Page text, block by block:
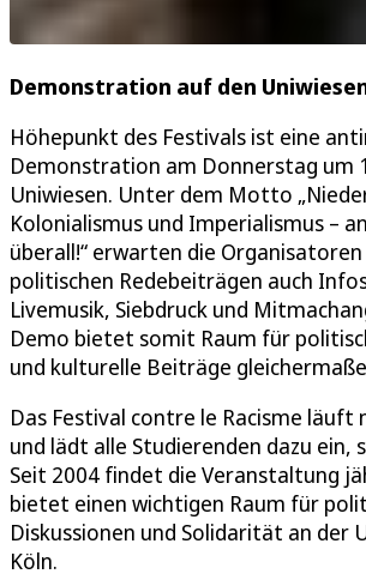
Demonstration auf den
Höhepunkt des Festivals ist eine
Demonstration am Donnerstag um
Uniwiesen. Unter dem Motto
Kolonialismus und Imperialismus –
überall!“ erwarten die
politischen Redebeiträgen auch
Livemusik, Siebdruck und
Demo bietet somit Raum für
und kulturelle Beiträge
Das Festival contre le Racisme läuft
und lädt alle Studierenden dazu ein,
Seit 2004 findet die Veranstaltung
bietet einen wichtigen Raum für
Diskussionen und Solidarität an der
Köln.